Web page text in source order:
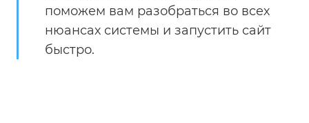
поможем вам разобраться во всех
нюансах системы и запустить сайт
быстро.